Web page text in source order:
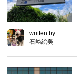
written by
石﨑絵美